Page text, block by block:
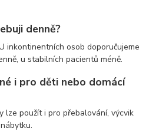
denně?
inkontinentních osob doporučujeme
u stabilních pacientů méně.
i pro děti nebo domácí
lze použít i pro přebalování, výcvik